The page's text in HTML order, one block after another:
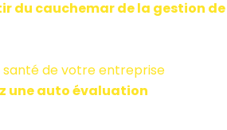
du cauchemar de la gestion de
santé de votre entreprise
une auto évaluation